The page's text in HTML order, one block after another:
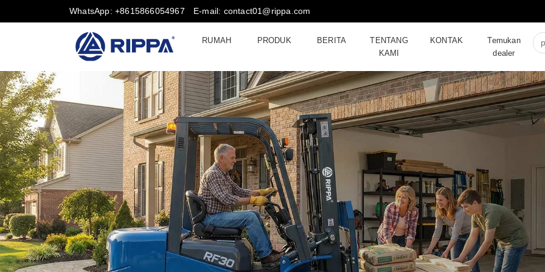
WhatsApp: +8615866054967 E-mail: contact01@rippa.com
RUMAH PRODUK BERITA
TENTANG
KAMI
KONTAK
Temukan
dealer